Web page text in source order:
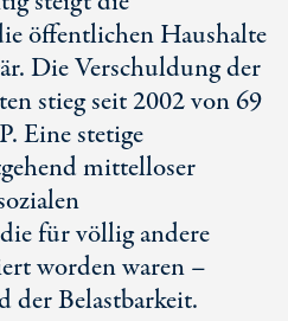
öffentlichen Haushalte
Die Verschuldung der
stieg seit 2002 von 69
Eine stetige
mittelloser
für völlig andere
worden waren –
der Belastbarkeit.